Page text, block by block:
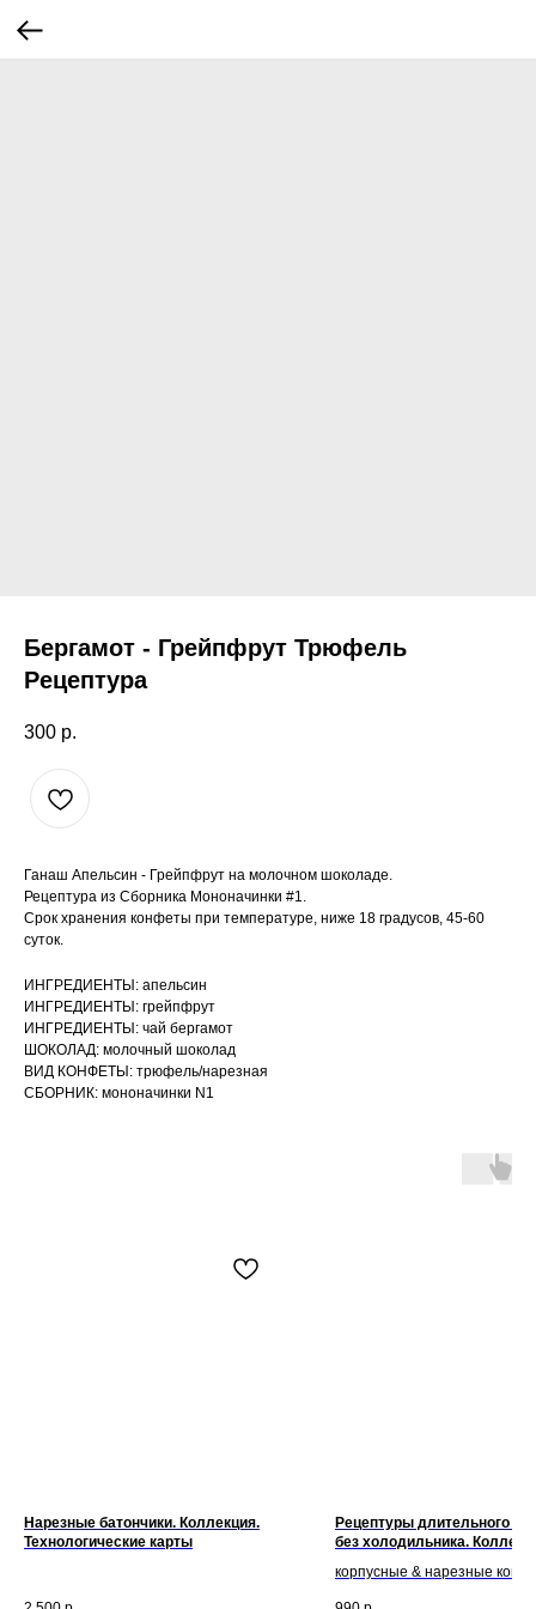
Бергамот - Грейпфрут Трюфель
Рецептура
300 р.
Ганаш Апельсин - Грейпфрут на молочном шоколаде.
Рецептура из Сборника Мононачинки #1.
Срок хранения конфеты при температуре, ниже 18 градусов, 45-60
суток.
ИНГРЕДИЕНТЫ: апельсин
ИНГРЕДИЕНТЫ: грейпфрут
ИНГРЕДИЕНТЫ: чай бергамот
ШОКОЛАД: молочный шоколад
ВИД КОНФЕТЫ: трюфель/нарезная
СБОРНИК: мононачинки N1
Нарезные батончики. Коллекция.
Технологические карты
Рецептуры длительного
без холодильника.
корпусные & нарезные